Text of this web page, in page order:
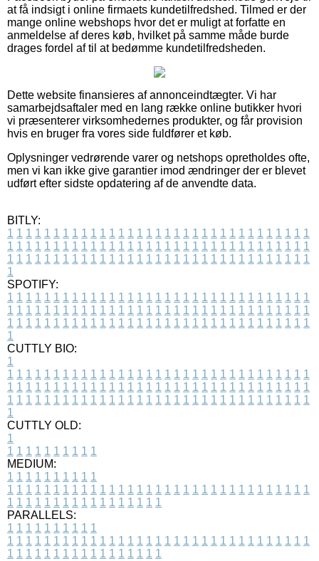
at få indsigt i online firmaets kundetilfredshed. Tilmed er der
mange online webshops hvor det er muligt at forfatte en
anmeldelse af deres køb, hvilket på samme måde burde
drages fordel af til at bedømme kundetilfredsheden.
Dette website finansieres af annonceindtægter. Vi har
samarbejdsaftaler med en lang række online butikker hvori
vi præsenterer virksomhedernes produkter, og får provision
hvis en bruger fra vores side fuldfører et køb.
Oplysninger vedrørende varer og netshops opretholdes ofte,
men vi kan ikke give garantier imod ændringer der er blevet
udført efter sidste opdatering af de anvendte data.
BITLY:
1 1 1 1 1 1 1 1 1 1 1 1 1 1 1 1 1 1 1 1 1 1 1 1 1 1 1 1 1 1 1 1 1
1 1 1 1 1 1 1 1 1 1 1 1 1 1 1 1 1 1 1 1 1 1 1 1 1 1 1 1 1 1 1 1 1
1 1 1 1 1 1 1 1 1 1 1 1 1 1 1 1 1 1 1 1 1 1 1 1 1 1 1 1 1 1 1 1 1
1
SPOTIFY:
1 1 1 1 1 1 1 1 1 1 1 1 1 1 1 1 1 1 1 1 1 1 1 1 1 1 1 1 1 1 1 1 1
1 1 1 1 1 1 1 1 1 1 1 1 1 1 1 1 1 1 1 1 1 1 1 1 1 1 1 1 1 1 1 1 1
1 1 1 1 1 1 1 1 1 1 1 1 1 1 1 1 1 1 1 1 1 1 1 1 1 1 1 1 1 1 1 1 1
1
CUTTLY BIO:
1
1 1 1 1 1 1 1 1 1 1 1 1 1 1 1 1 1 1 1 1 1 1 1 1 1 1 1 1 1 1 1 1 1
1 1 1 1 1 1 1 1 1 1 1 1 1 1 1 1 1 1 1 1 1 1 1 1 1 1 1 1 1 1 1 1 1
1 1 1 1 1 1 1 1 1 1 1 1 1 1 1 1 1 1 1 1 1 1 1 1 1 1 1 1 1 1 1 1 1
1
CUTTLY OLD:
1
1 1 1 1 1 1 1 1 1 1
MEDIUM:
1 1 1 1 1 1 1 1 1 1
1 1 1 1 1 1 1 1 1 1 1 1 1 1 1 1 1 1 1 1 1 1 1 1 1 1 1 1 1 1 1 1 1
1 1 1 1 1 1 1 1 1 1 1 1 1 1 1 1 1
PARALLELS:
1 1 1 1 1 1 1 1 1 1
1 1 1 1 1 1 1 1 1 1 1 1 1 1 1 1 1 1 1 1 1 1 1 1 1 1 1 1 1 1 1 1 1
1 1 1 1 1 1 1 1 1 1 1 1 1 1 1 1 1